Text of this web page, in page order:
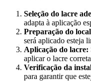
Seleção do lacre
adapta à aplicação
Preparação do
será aplicado esteja
Aplicação do lacre:
aplicar o lacre
Verificação da
para garantir que